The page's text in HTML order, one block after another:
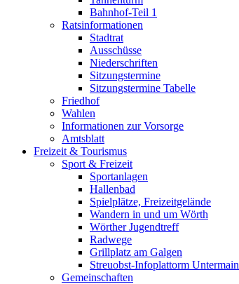
Bahnhof-Teil 1
Ratsinformationen
Stadtrat
Ausschüsse
Niederschriften
Sitzungstermine
Sitzungstermine Tabelle
Friedhof
Wahlen
Informationen zur Vorsorge
Amtsblatt
Freizeit & Tourismus
Sport & Freizeit
Sportanlagen
Hallenbad
Spielplätze, Freizeitgelände
Wandern in und um Wörth
Wörther Jugendtreff
Radwege
Grillplatz am Galgen
Streuobst-Infoplattorm Untermain
Gemeinschaften